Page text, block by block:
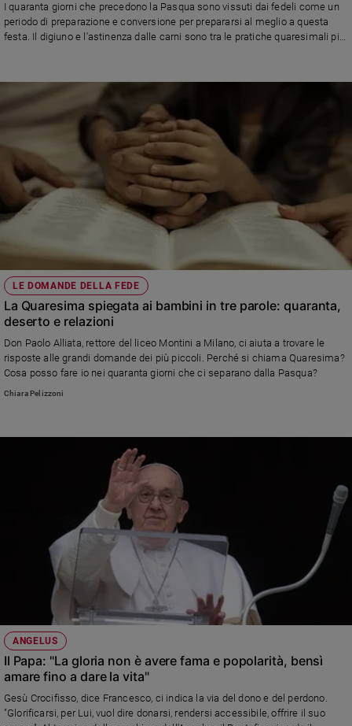
I quaranta giorni che precedono la Pasqua sono vissuti dai fedeli come un
periodo di preparazione e conversione per prepararsi al meglio a questa
festa. Il digiuno e l'astinenza dalle carni sono tra le pratiche quaresimali più
LE DOMANDE DELLA FEDE
La Quaresima spiegata ai bambini in tre parole: quaranta,
deserto e relazioni
Don Paolo Alliata, rettore del liceo Montini a Milano, ci aiuta a trovare le
risposte alle grandi domande dei più piccoli. Perché si chiama Quaresima?
Cosa posso fare io nei quaranta giorni che ci separano dalla Pasqua?
Chiara Pelizzoni
ANGELUS
Il Papa: "La gloria non è avere fama e popolarità, bensì
amare fino a dare la vita"
Gesù Crocifisso, dice Francesco, ci indica la via del dono e del perdono.
"Glorificarsi, per Lui, vuol dire donarsi, rendersi accessibile, offrire il suo